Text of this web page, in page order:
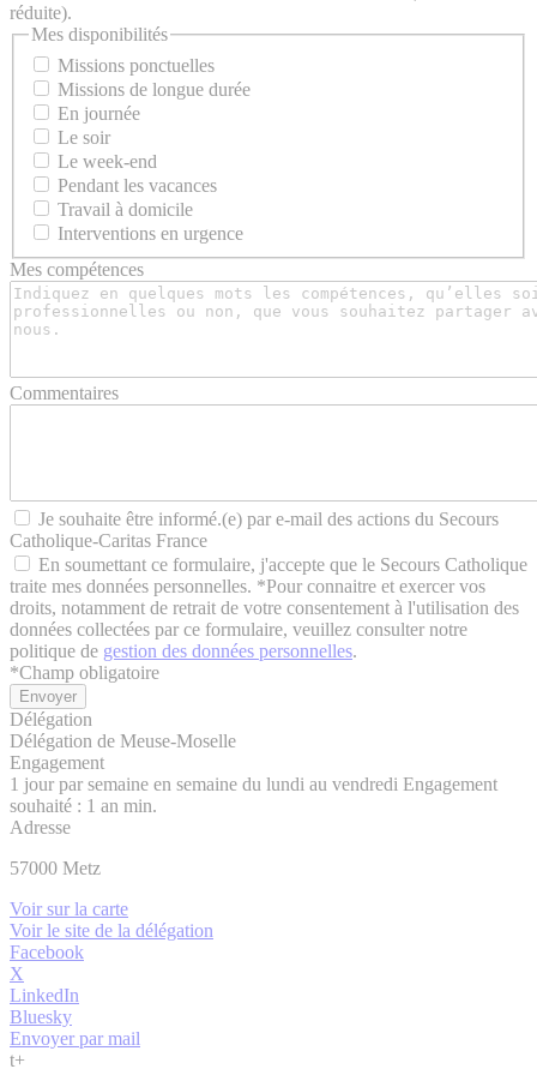
réduite).
Mes disponibilités
Missions ponctuelles
Missions de longue durée
En journée
Le soir
Le week-end
Pendant les vacances
Travail à domicile
Interventions en urgence
Mes compétences
Commentaires
Je souhaite être informé.(e) par e-mail des actions du Secours
Catholique-Caritas France
En soumettant ce formulaire, j'accepte que le Secours Catholique
traite mes données personnelles. *Pour connaitre et exercer vos
droits, notamment de retrait de votre consentement à l'utilisation des
données collectées par ce formulaire, veuillez consulter notre
politique de gestion des données personnelles.
*Champ obligatoire
Délégation
Délégation de Meuse-Moselle
Engagement
1 jour par semaine en semaine du lundi au vendredi Engagement
souhaité : 1 an min.
Adresse
57000 Metz
Voir sur la carte
Voir le site de la délégation
Facebook
X
LinkedIn
Bluesky
Envoyer par mail
t+